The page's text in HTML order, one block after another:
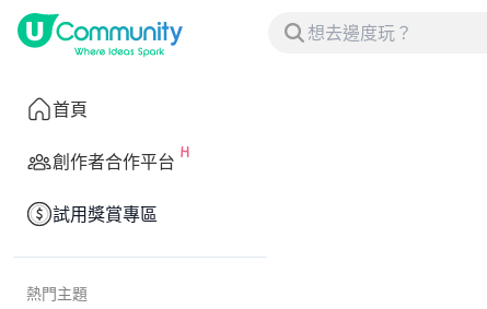
首頁
創作者合作平台
試用獎賞專區
熱門主題